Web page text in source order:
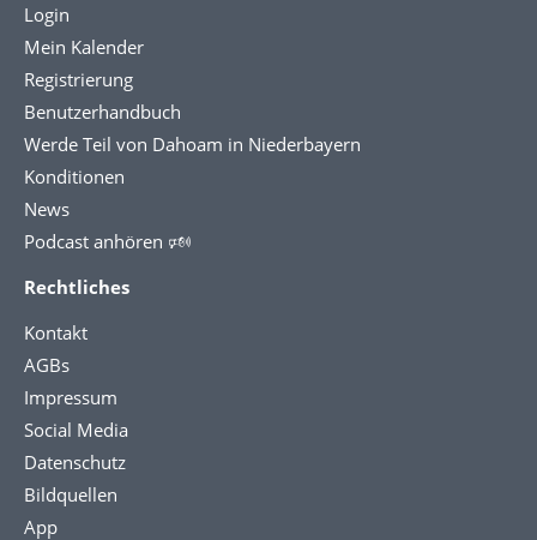
Login
Mein Kalender
Registrierung
Benutzerhandbuch
Werde Teil von Dahoam in Niederbayern
Konditionen
News
Podcast anhören 🕬
Rechtliches
Kontakt
AGBs
Impressum
Social Media
Datenschutz
Bildquellen
App